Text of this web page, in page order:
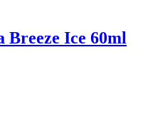
Breeze Ice 60ml